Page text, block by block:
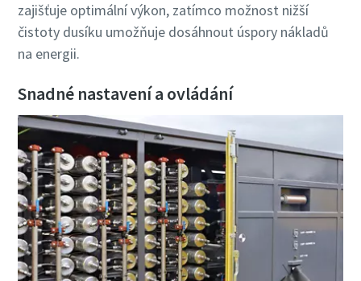
zajišťuje optimální výkon, zatímco možnost nižší
čistoty dusíku umožňuje dosáhnout úspory nákladů
na energii.
Snadné nastavení a ovládání